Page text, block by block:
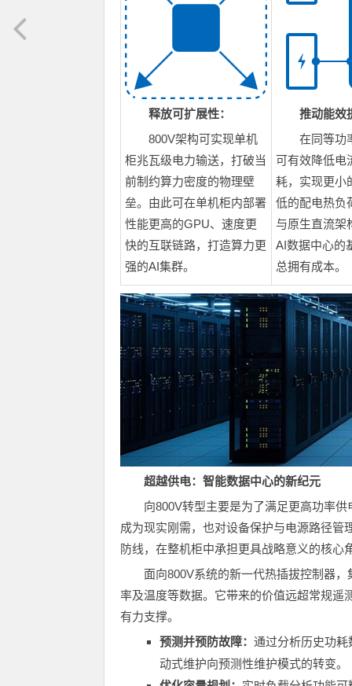
释放可扩展性：
800V架构可实现单机
柜兆瓦级电力输送，打破当
前制约算力密度的物理壁
垒。由此可在单机柜内部署
性能更高的GPU、速度更
快的互联链路，打造算力更
强的AI集群。
推动能效
在同等功
可有效降低电
耗，实现更小
低的配电热负
与原生直流架
AI数据中心的
总拥有成本。
超越供电：智能数据中心的新纪元
向800V转型主要是为了满足更高功率
成为现实刚需，也对设备保护与电源路径
防线，在整机柜中承担更具战略意义的核心
面向800V系统的新一代热插拔控制器
率及温度等数据。它带来的价值远超常规遥
有力支撑。
预测并预防故障： 通过分析历史功
动式维护向预测性维护模式的转变。